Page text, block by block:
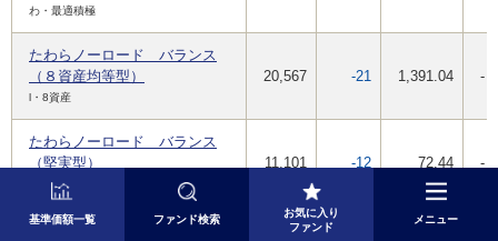
基準価額一覧 ファンド検索
お気に入り
ファンド
メニュー
わ・最適積極
たわらノーロード バランス
（８資産均等型）
l・8資産
20,567 -21 1,391.04 -
たわらノーロード バランス
（堅実型）
ロ・バラ堅実
11,101 -12 72.44 -
たわらノーロード バランス